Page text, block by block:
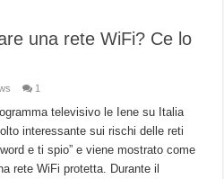
SOS e comandi da remoto
una rete WiFi? Ce lo
1
televisivo le Iene su Italia
interessante sui rischi delle reti
e ti spio” e viene mostrato come
rete WiFi protetta. Durante il